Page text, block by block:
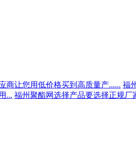
商让您用低价格买到高质量产...... 福
... 福州聚酯网选择产品要选择正规厂